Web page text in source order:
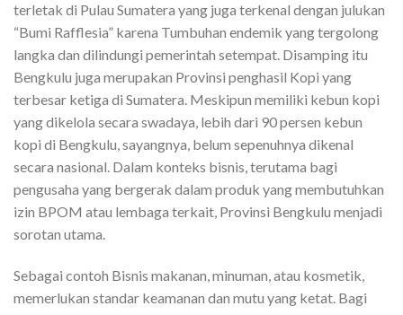
terletak di Pulau Sumatera yang juga terkenal dengan julukan
“Bumi Rafflesia” karena Tumbuhan endemik yang tergolong
langka dan dilindungi pemerintah setempat. Disamping itu
Bengkulu juga merupakan Provinsi penghasil Kopi yang
terbesar ketiga di Sumatera. Meskipun memiliki kebun kopi
yang dikelola secara swadaya, lebih dari 90 persen kebun
kopi di Bengkulu, sayangnya, belum sepenuhnya dikenal
secara nasional. Dalam konteks bisnis, terutama bagi
pengusaha yang bergerak dalam produk yang membutuhkan
izin BPOM atau lembaga terkait, Provinsi Bengkulu menjadi
sorotan utama.
Sebagai contoh Bisnis makanan, minuman, atau kosmetik,
memerlukan standar keamanan dan mutu yang ketat. Bagi